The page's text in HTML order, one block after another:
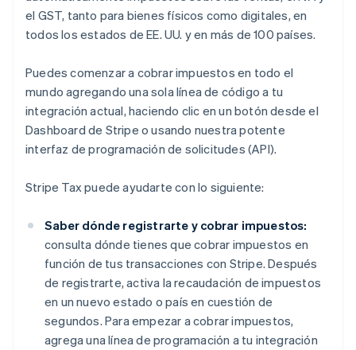
el GST, tanto para bienes físicos como digitales, en
todos los estados de EE. UU. y en más de 100 países.
Puedes comenzar a cobrar impuestos en todo el
mundo agregando una sola línea de código a tu
integración actual, haciendo clic en un botón desde el
Dashboard de Stripe o usando nuestra potente
interfaz de programación de solicitudes (API).
Stripe Tax puede ayudarte con lo siguiente:
Saber dónde registrarte y cobrar impuestos:
consulta dónde tienes que cobrar impuestos en
función de tus transacciones con Stripe. Después
de registrarte, activa la recaudación de impuestos
en un nuevo estado o país en cuestión de
segundos. Para empezar a cobrar impuestos,
agrega una línea de programación a tu integración